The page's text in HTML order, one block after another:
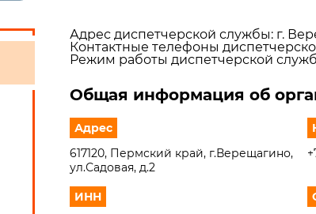
Адрес диспетчерской службы: г.
Контактные телефоны
Режим работы диспетчерской
Общая информация об
Адрес
617120, Пермский край, г.Верещагино,
ул.Садовая, д.2
ИНН